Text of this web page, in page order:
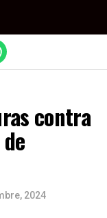
contra
2024